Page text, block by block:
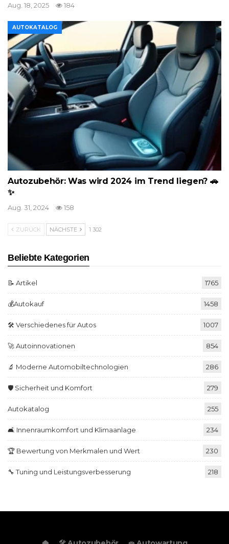
Aug. 18, 2025 184
AUTOKATALOG
Autozubehör: Was wird 2024 im Trend liegen? 🚗
✨
Aug. 31, 2024 158
ZURÜCK NÄCHSTE 1 302
Beliebte Kategorien
📝 Artikel 1765
💰Autokauf 1458
🛠️ Verschiedenes für Autos 1007
🚀 Autoinnovationen 854
🔬 Moderne Automobiltechnologien 286
🛡️ Sicherheit und Komfort 279
Autokatalog 255
🛋️ Innenraumkomfort und Klimaanlage 234
🏆 Bewertung von Merkmalen und Wert 230
🔧 Tuning und Leistungsverbesserung 218